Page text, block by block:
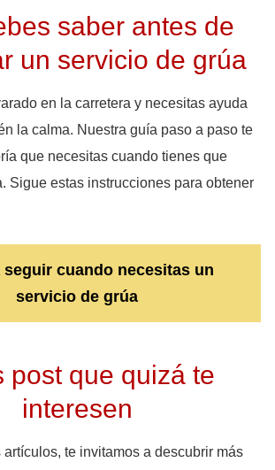
saber antes de
un servicio de grúa
en la carretera y necesitas ayuda
la calma. Nuestra guía paso a paso te
que necesitas cuando tienes que
Sigue estas instrucciones para obtener
seguir cuando necesitas un
servicio de grúa
post que quizá te
interesen
te invitamos a descubrir más